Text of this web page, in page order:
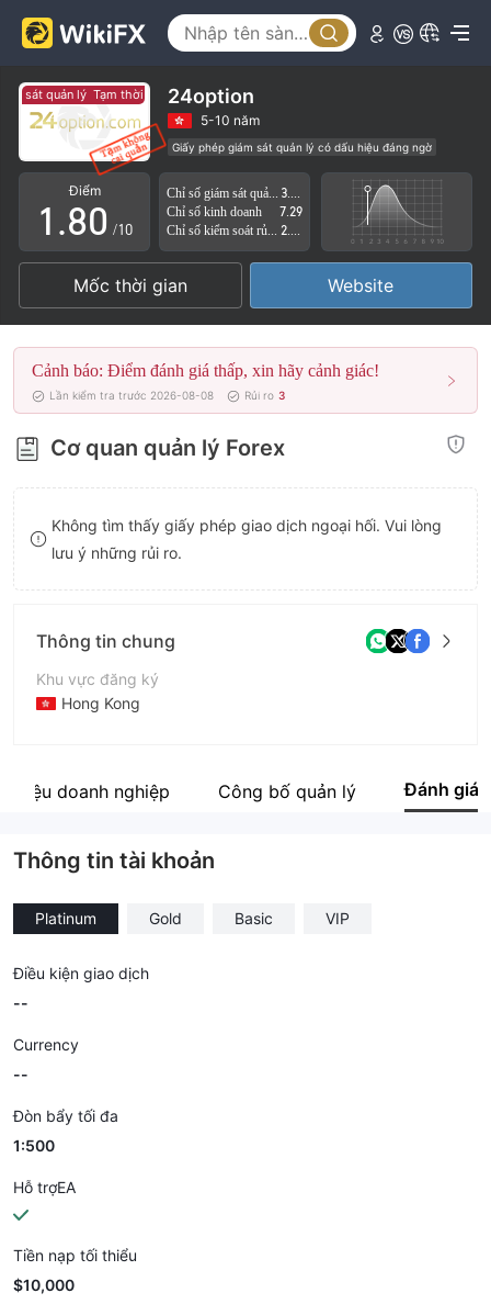
sát quản lý Tạm thời không có giám sát quản lý
24option
5-10 năm
Giấy phép giám sát quản lý có dấu hiệu đáng ngờ
Lĩnh vực nghiệp vụ đáng ngờ
Nguy cơ rủi ro cao
Điểm
0
1
2
3
4
5
6
7
8
9
.
4
5
6
7
8
9
0
1
2
3
4
5
6
7
8
/10
Chỉ số kinh doanh
7.29
Mốc thời gian Website
Cảnh báo: Điểm đánh giá thấp, xin hãy cảnh giác!
Lần kiểm tra trước 2026-08-08 Rủi ro 3
Cơ quan quản lý Forex
Không tìm thấy giấy phép giao dịch ngoại hối. Vui lòng
lưu ý những rủi ro.
Thông tin chung
Khu vực đăng ký
Hong Kong
Tên công ty
thiệu doanh nghiệp Công bố quản lý Đánh giá
Thông tin tài khoản
Platinum Gold Basic VIP
Điều kiện giao dịch
--
Currency
--
Đòn bẩy tối đa
1:500
Hỗ trợEA
Tiền nạp tối thiểu
$10,000